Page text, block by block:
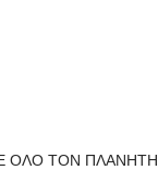
ΟΛΟ ΤΟΝ ΠΛΑΝΗΤΗ